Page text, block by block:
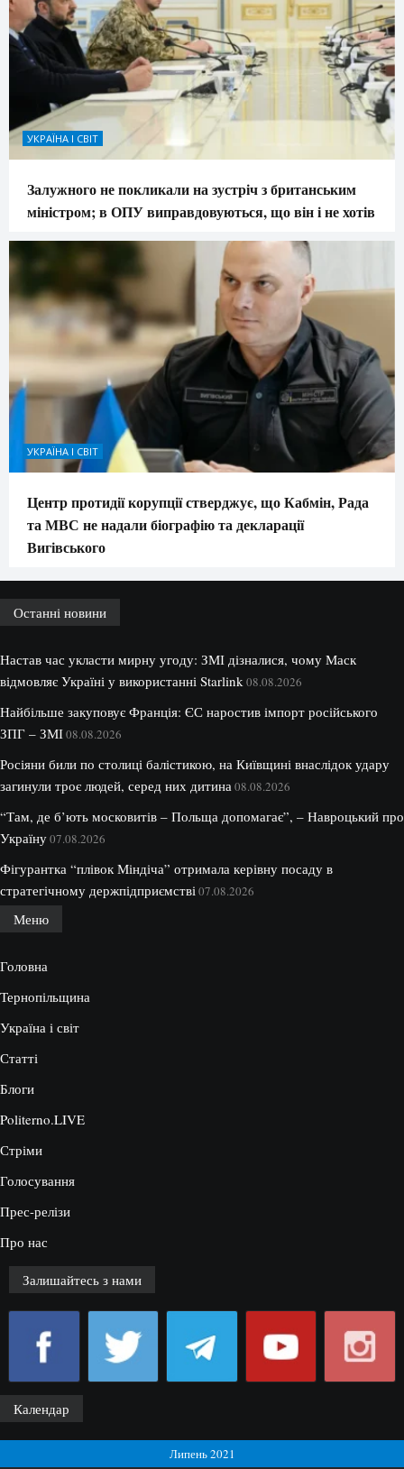
УКРАЇНА І СВІТ
Залужного не покликали на зустріч з британським
міністром; в ОПУ виправдовуються, що він і не хотів
УКРАЇНА І СВІТ
Центр протидії корупції стверджує, що Кабмін, Рада
та МВС не надали біографію та декларації
Вигівського
Останні новини
Настав час укласти мирну угоду: ЗМІ дізналися, чому Маск
відмовляє Україні у використанні Starlink 08.08.2026
Найбільше закуповує Франція: ЄС наростив імпорт російського
ЗПГ – ЗМІ08.08.2026
Росіяни били по столиці балістикою, на Київщині внаслідок удару
загинули троє людей, серед них дитина 08.08.2026
“Там, де б’ють московитів – Польща допомагає”, – Навроцький про
Україну07.08.2026
Фігурантка “плівок Міндіча” отримала керівну посаду в
стратегічному держпідприємстві 07.08.2026
Меню
Головна
Тернопільщина
Україна і світ
Статті
Блоги
Politerno.LIVE
Стріми
Голосування
Прес-релізи
Про нас
Залишайтесь з нами
Календар
Липень 2021